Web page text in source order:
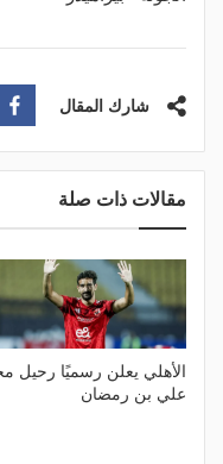
شارك المقال
مقالات ذات صلة
الأهلي يعلن رسميًا رحيل
علي بن رمضان